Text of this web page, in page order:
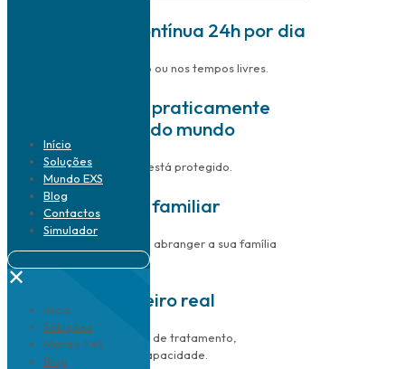
Início
Soluções
Mundo EXS
Blog
Contactos
Simulador
✕
Início
Soluções
Mundo EXS
Blog
Cobertura contínua 24h por dia
Em casa, no trabalho ou nos tempos livres.
Proteção em praticamente
toda a parte do mundo
Esteja onde estiver, está protegido.
Flexibilidade familiar
Soluções que podem abranger a sua família
Apoio financeiro real
Ajuda com despesas de tratamento,
internamento ou incapacidade.